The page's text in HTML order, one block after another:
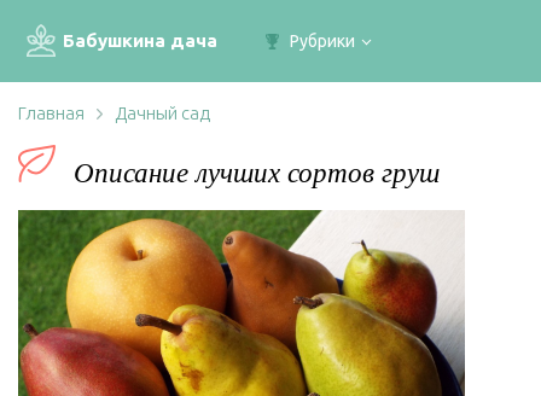
Бабушкина дача Рубрики
Главная Дачный сад
Описание лучших сортов груш